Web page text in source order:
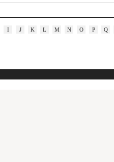
I J K L M N O P Q